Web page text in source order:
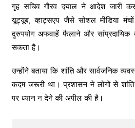
गृह सचिव गौरव दयाल ने आदेश जारी
यूट्यूब, व्हाट्सएप जैसे सोशल मीडिया
दुरुपयोग अफवाहें फैलाने और सांप्रदायिक
सकता है।
उन्होंने बताया कि शांति और सार्वजनिक
कदम जरूरी था। प्रशासन ने लोगों से
पर ध्यान न देने की अपील की है।